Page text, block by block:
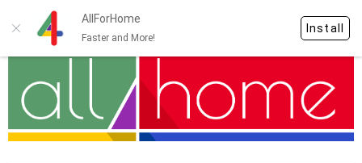
AllForHome
Faster and More!
Install